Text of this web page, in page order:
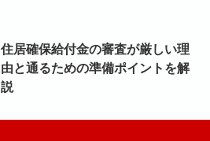
住居確保給付金の審査が厳しい理
由と通るための準備ポイントを解
説